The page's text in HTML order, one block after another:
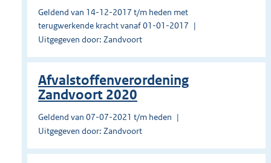
Geldend van 14-12-2017 t/m heden met
terugwerkende kracht vanaf 01-01-2017
Uitgegeven door: Zandvoort
Afvalstoffenverordening
Zandvoort 2020
Geldend van 07-07-2021 t/m heden
Uitgegeven door: Zandvoort